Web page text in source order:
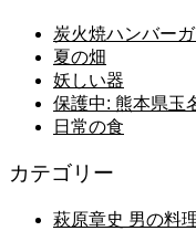
炭火焼ハンバー
夏の畑
妖しい器
保護中: 熊本県玉
日常の食
カテゴリー
萩原章史 男の料